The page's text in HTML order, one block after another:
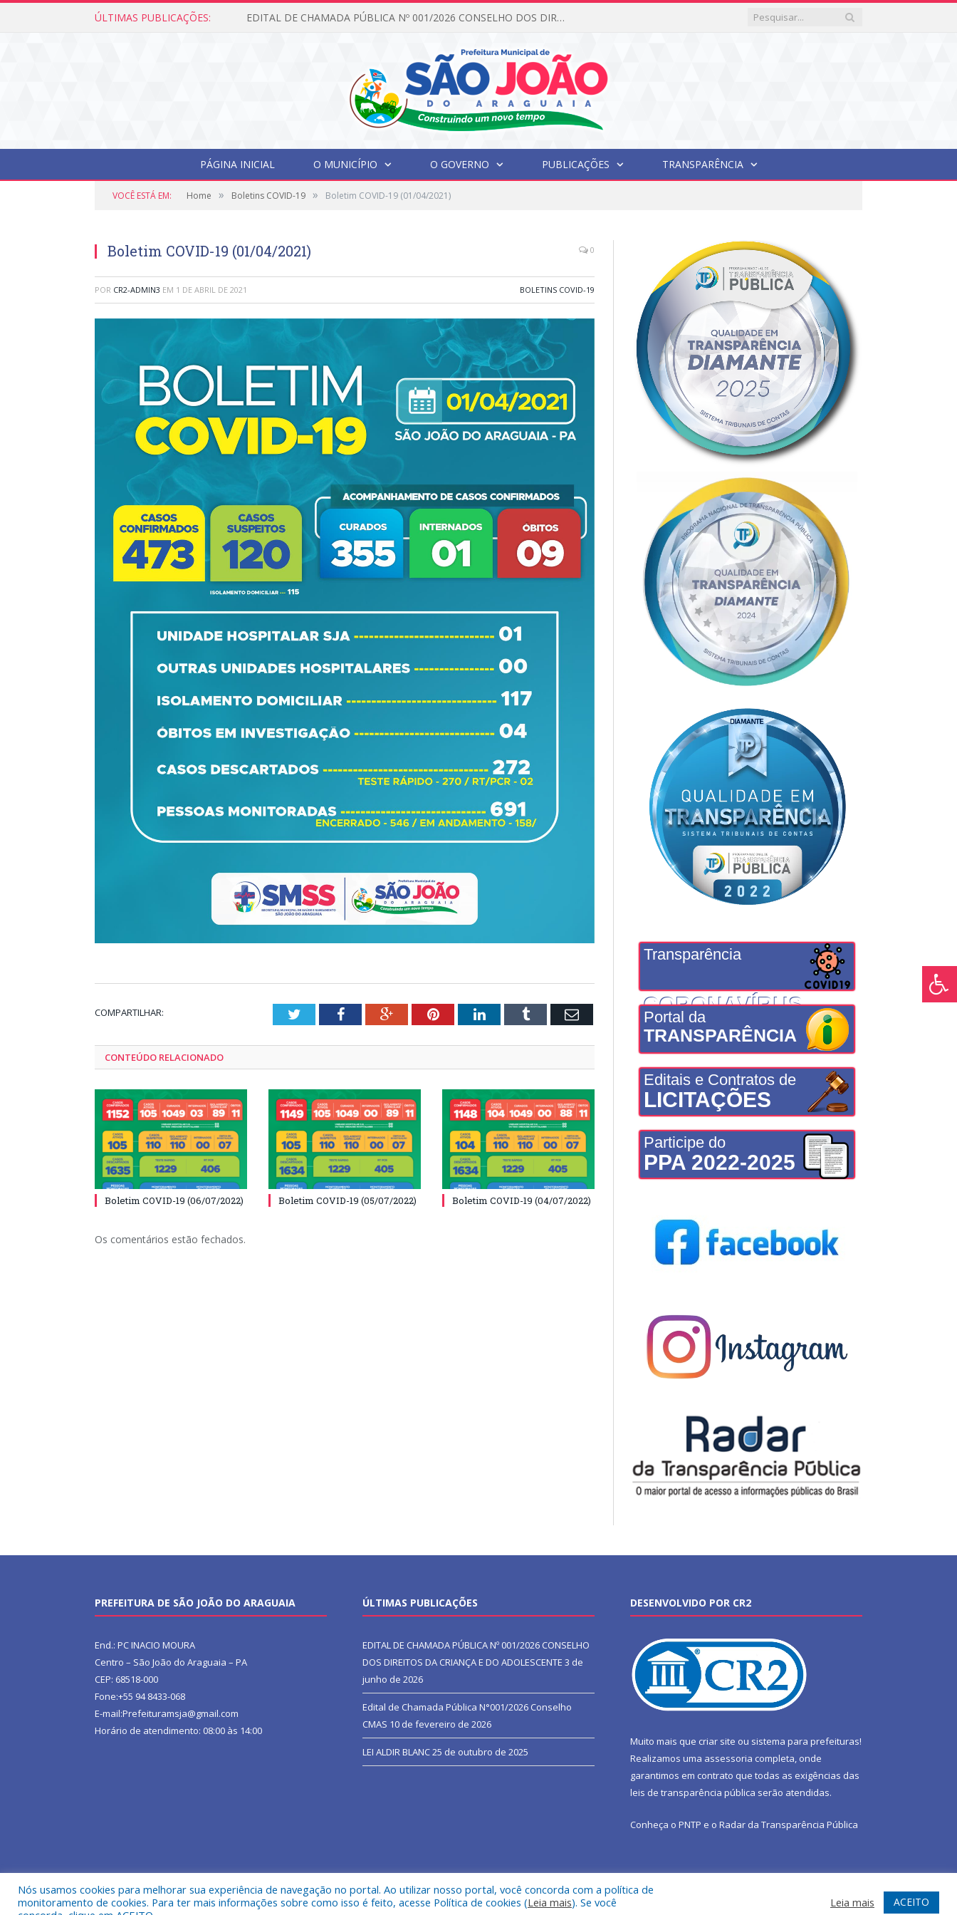
ÚLTIMAS PUBLICAÇÕES: EDITAL DE CHAMADA PÚBLICA Nº 001/2026 CONSELHO DOS DIREITOS DA CRIANÇA E DO ADOLESCENTE
PÁGINA INICIAL O MUNICÍPIO O GOVERNO PUBLICAÇÕES TRANSPARÊNCIA
VOCÊ ESTÁ EM: Home » Boletins COVID-19 » Boletim COVID-19 (01/04/2021)
Boletim COVID-19 (01/04/2021) 0
POR CR2-ADMIN3 EM 1 DE ABRIL DE 2021 BOLETINS COVID-19
COMPARTILHAR: TwitterFacebookGoogle+PinterestLinkedInTumblr Email
CONTEÚDO RELACIONADO
Boletim COVID-19 (06/07/2022) Boletim COVID-19 (05/07/2022) Boletim COVID-19 (04/07/2022)
Os comentários estão fechados.
Transparência
CORONAVÍRUS
Portal da
TRANSPARÊNCIA
Editais e Contratos de
LICITAÇÕES
Participe do
PPA 2022-2025
PREFEITURA DE SÃO JOÃO DO ARAGUAIA
End.: PC INACIO MOURA
Centro – São João do Araguaia – PA
CEP: 68518-000
Fone:+55 94 8433-068
E-mail:Prefeituramsja@gmail.com
Horário de atendimento: 08:00 às 14:00
ÚLTIMAS PUBLICAÇÕES
EDITAL DE CHAMADA PÚBLICA Nº 001/2026 CONSELHO
DOS DIREITOS DA CRIANÇA E DO ADOLESCENTE 3 de
junho de 2026
Edital de Chamada Pública N°001/2026 Conselho
CMAS 10 de fevereiro de 2026
LEI ALDIR BLANC25 de outubro de 2025
DESENVOLVIDO POR CR2
Muito mais que criar site ou sistema para prefeituras!
Realizamos uma assessoria completa, onde
garantimos em contrato que todas as exigências das
leis de transparência pública serão atendidas.
Conheça o PNTP e o Radar da Transparência Pública
Todos os direitos reservados a Prefeitura Municipal de São João do Araguaia. Mapa do Site Acessar Webmail
Nós usamos cookies para melhorar sua experiência de navegação no portal. Ao utilizar nosso portal, você concorda com a política de
monitoramento de cookies. Para ter mais informações sobre como isso é feito, acesse Política de cookies (Leia mais). Se você
Leia mais ACEITO